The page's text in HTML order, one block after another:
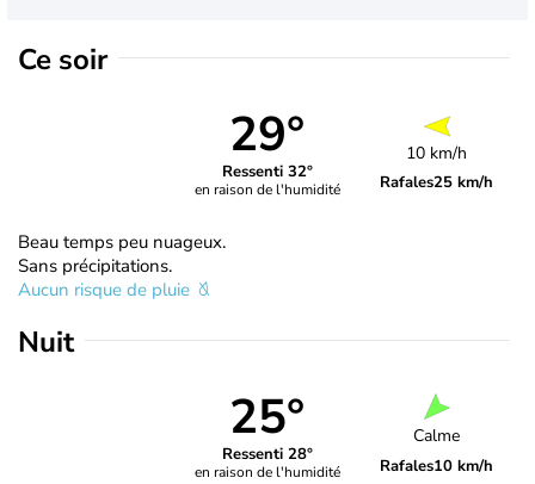
Ce soir
29°
Ressenti 32°
en raison de l'humidité
10 km/h
Rafales25 km/h
Beau temps peu nuageux.
Sans précipitations.
Aucun risque de pluie
Nuit
25°
Ressenti 28°
en raison de l'humidité
Calme
Rafales10 km/h